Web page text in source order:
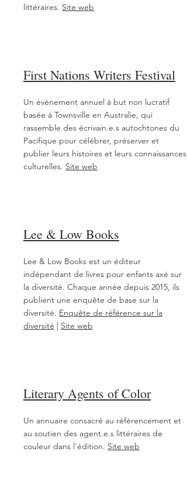
littéraires. Site web
First Nations Writers Festival
Un événement annuel à but non lucratif
basée à Townsville en Australie, qui
rassemble des écrivain.e.s autochtones du
Pacifique pour célébrer, préserver et
publier leurs histoires et leurs connaissances
culturelles. Site web
Lee & Low Books
Lee & Low Books est un éditeur
indépendant de livres pour enfants axé sur
la diversité. Chaque année depuis 2015, ils
publient une enquête de base sur la
diversité. Enquête de référence sur la
diversité | Site web
Literary Agents of Color
Un annuaire consacré au référencement et
au soutien des agent.e.s littéraires de
couleur dans l'édition. Site web